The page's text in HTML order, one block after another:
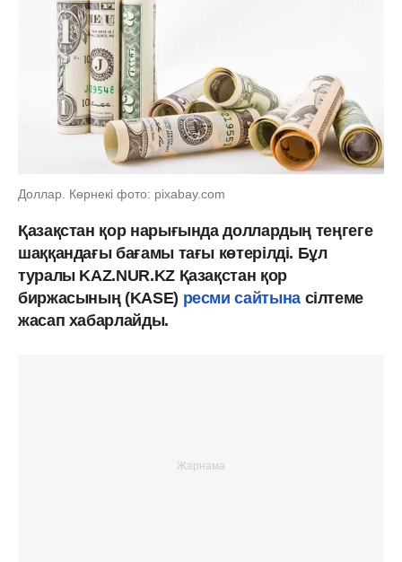
Доллар. Көрнекі фото: pixabay.com
Қазақстан қор нарығында доллардың теңгеге
шаққандағы бағамы тағы көтерілді. Бұл
туралы KAZ.NUR.KZ Қазақстан қор
биржасының (KASE) ресми сайтына сілтеме
жасап хабарлайды.